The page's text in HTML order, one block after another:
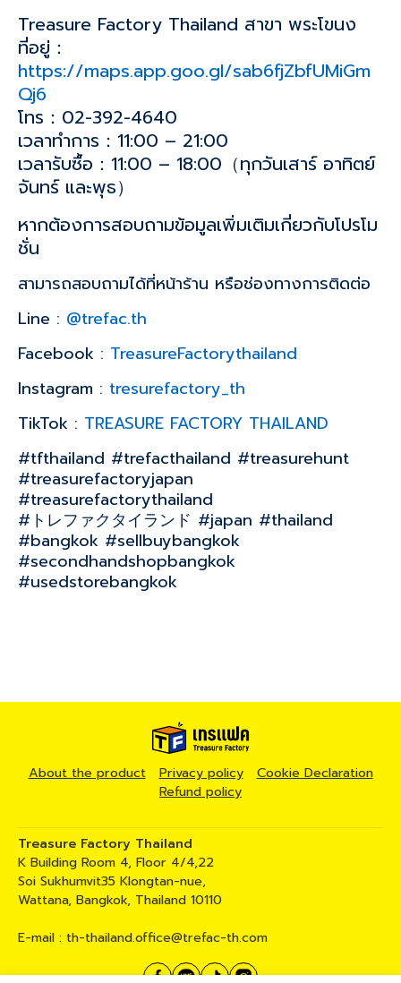
Treasure Factory Thailand สาขา พระโขนง
ที่อยู่：
https://maps.app.goo.gl/sab6fjZbfUMiGm
Qj6
โทร：02-392-4640
เวลาทำการ：11:00 – 21:00
เวลารับซื้อ：11:00 – 18:00（ทุกวันเสาร์ อาทิตย์
จันทร์ และพุธ）
หากต้องการสอบถามข้อมูลเพิ่มเติมเกี่ยวกับโปรโม
ชั่น
สามารถสอบถามได้ที่หน้าร้าน หรือช่องทางการติดต่อ
Line : @trefac.th
Facebook : TreasureFactorythailand
Instagram : tresurefactory_th
TikTok : TREASURE FACTORY THAILAND
#tfthailand #trefacthailand #treasurehunt
#treasurefactoryjapan
#treasurefactorythailand
#トレファクタイランド #japan #thailand
#bangkok #sellbuybangkok
#secondhandshopbangkok
#usedstorebangkok
About the product Privacy policy
Cookie Declaration
Refund policy
Treasure Factory Thailand
K Building Room 4, Floor 4/4,22
Soi Sukhumvit35 Klongtan-nue,
Wattana, Bangkok, Thailand 10110
E-mail : th-thailand.office@trefac-th.com